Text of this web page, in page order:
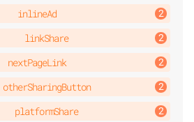
inlineAd
linkShare
nextPageLink
otherSharingButton
platformShare